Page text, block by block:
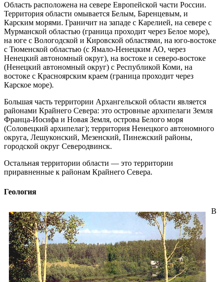
Область расположена на севере Европейской части России.
Территория области омывается Белым, Баренцевым, и
Карским морями. Граничит на западе с Карелией, на севере с
Мурманской областью (граница проходит через Белое море),
на юге с Вологодской и Кировской областями, на юго-востоке
с Тюменской областью (с Ямало-Ненецким АО, через
Ненецкий автономный округ), на востоке и северо-востоке
(Ненецкий автономный округ) с Республикой Коми, на
востоке с Красноярским краем (граница проходит через
Карское море).
Большая часть территории Архангельской области является
районами Крайнего Севера: это островные архипелаги Земля
Франца-Иосифа и Новая Земля, острова Белого моря
(Соловецкий архипелаг); территория Ненецкого автономного
округа, Лешуконский, Мезенский, Пинежский районы,
городской округ Северодвинск.
Остальная территории области — это территории
приравненные к районам Крайнего Севера.
Геология
В